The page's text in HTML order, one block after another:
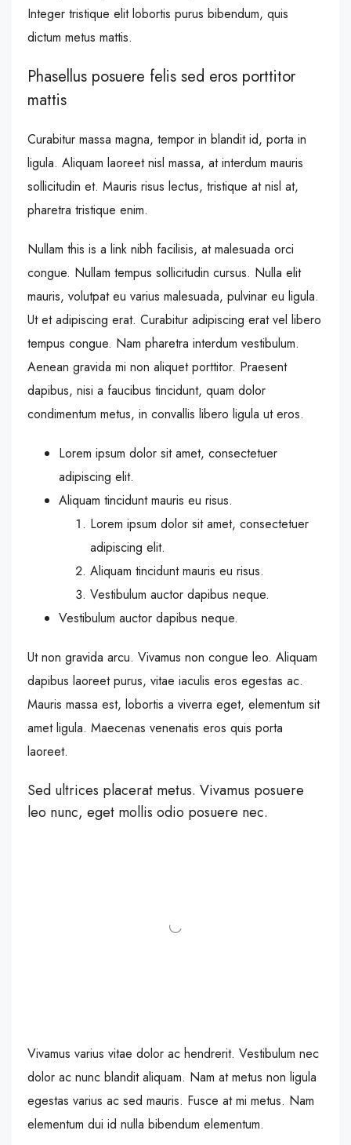
Integer tristique elit lobortis purus bibendum, quis
dictum metus mattis.
Phasellus posuere felis sed eros porttitor
mattis
Curabitur massa magna, tempor in blandit id, porta in
ligula. Aliquam laoreet nisl massa, at interdum mauris
sollicitudin et. Mauris risus lectus, tristique at nisl at,
pharetra tristique enim.
Nullam this is a link nibh facilisis, at malesuada orci
congue. Nullam tempus sollicitudin cursus. Nulla elit
mauris, volutpat eu varius malesuada, pulvinar eu ligula.
Ut et adipiscing erat. Curabitur adipiscing erat vel libero
tempus congue. Nam pharetra interdum vestibulum.
Aenean gravida mi non aliquet porttitor. Praesent
dapibus, nisi a faucibus tincidunt, quam dolor
condimentum metus, in convallis libero ligula ut eros.
Lorem ipsum dolor sit amet, consectetuer
adipiscing elit.
Aliquam tincidunt mauris eu risus.
Lorem ipsum dolor sit amet, consectetuer
adipiscing elit.
Aliquam tincidunt mauris eu risus.
Vestibulum auctor dapibus neque.
Vestibulum auctor dapibus neque.
Ut non gravida arcu. Vivamus non congue leo. Aliquam
dapibus laoreet purus, vitae iaculis eros egestas ac.
Mauris massa est, lobortis a viverra eget, elementum sit
amet ligula. Maecenas venenatis eros quis porta
laoreet.
Sed ultrices placerat metus. Vivamus posuere
leo nunc, eget mollis odio posuere nec.
Vivamus varius vitae dolor ac hendrerit. Vestibulum nec
dolor ac nunc blandit aliquam. Nam at metus non ligula
egestas varius ac sed mauris. Fusce at mi metus. Nam
elementum dui id nulla bibendum elementum.